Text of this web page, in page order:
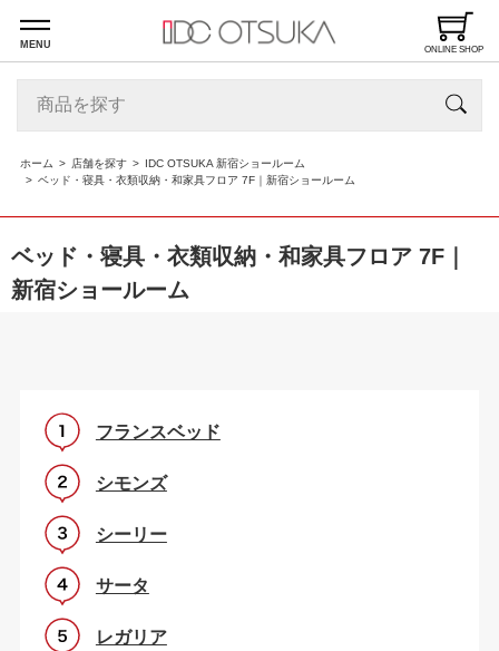
MENU ONLINE SHOP
ホーム 店舗を探す
IDC OTSUKA 新宿ショールーム
ベッド・寝具・衣類収納・和家具フロア 7F｜新宿ショールーム
ベッド・寝具・衣類収納・和家具フロア 7F｜
新宿ショールーム
フランスベッド
シモンズ
シーリー
サータ
レガリア